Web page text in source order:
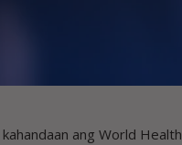
ang World